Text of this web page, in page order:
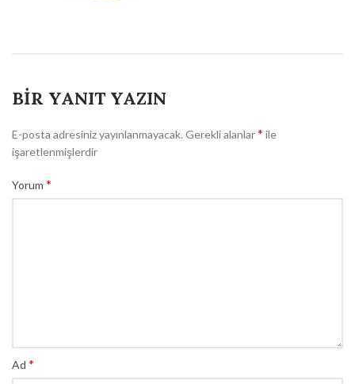
BIR YANIT YAZIN
E-posta adresiniz yayınlanmayacak.Gerekli alanlar* ile
işaretlenmişlerdir
Yorum *
Ad *